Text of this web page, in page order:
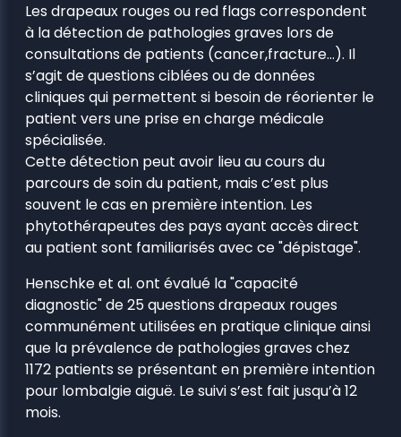
Les drapeaux rouges ou red flags correspondent
à la détection de pathologies graves lors de
consultations de patients (cancer,fracture…). Il
s’agit de questions ciblées ou de données
cliniques qui permettent si besoin de réorienter le
patient vers une prise en charge médicale
spécialisée.
Cette détection peut avoir lieu au cours du
parcours de soin du patient, mais c’est plus
souvent le cas en première intention. Les
phytothérapeutes des pays ayant accès direct
au patient sont familiarisés avec ce "dépistage".
Henschke et al. ont évalué la "capacité
diagnostic" de 25 questions drapeaux rouges
communément utilisées en pratique clinique ainsi
que la prévalence de pathologies graves chez
1172 patients se présentant en première intention
pour lombalgie aiguë. Le suivi s’est fait jusqu’à 12
mois.